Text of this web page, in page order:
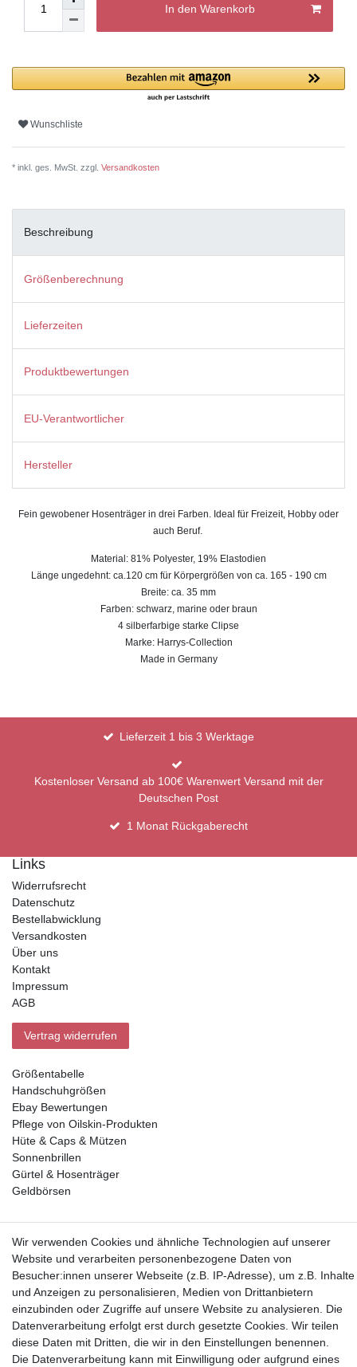
In den Warenkorb
Wunschliste
* inkl. ges. MwSt. zzgl. Versandkosten
Beschreibung
Größenberechnung
Lieferzeiten
Produktbewertungen
EU-Verantwortlicher
Hersteller
Fein gewobener Hosenträger in drei Farben. Ideal für Freizeit, Hobby oder
auch Beruf.
Material: 81% Polyester, 19% Elastodien
Länge ungedehnt: ca.120 cm für Körpergrößen von ca. 165 - 190 cm
Breite: ca. 35 mm
Farben: schwarz, marine oder braun
4 silberfarbige starke Clipse
Marke: Harrys-Collection
Made in Germany
Lieferzeit 1 bis 3 Werktage
Kostenloser Versand ab 100€ Warenwert Versand mit der
Deutschen Post
1 Monat Rückgaberecht
Links
Widerrufsrecht
Datenschutz
Bestellabwicklung
Versandkosten
Über uns
Kontakt
Impressum
AGB
Vertrag widerrufen
Größentabelle
Handschuhgrößen
Ebay Bewertungen
Pflege von Oilskin-Produkten
Hüte & Caps & Mützen
Sonnenbrillen
Gürtel & Hosenträger
Geldbörsen
Partner
Wir verwenden Cookies und ähnliche Technologien auf unserer
Website und verarbeiten personenbezogene Daten von
Besucher:innen unserer Webseite (z.B. IP-Adresse), um z.B. Inhalte
und Anzeigen zu personalisieren, Medien von Drittanbietern
einzubinden oder Zugriffe auf unsere Website zu analysieren. Die
Datenverarbeitung erfolgt erst durch gesetzte Cookies. Wir teilen
diese Daten mit Dritten, die wir in den Einstellungen benennen.
Die Datenverarbeitung kann mit Einwilligung oder aufgrund eines